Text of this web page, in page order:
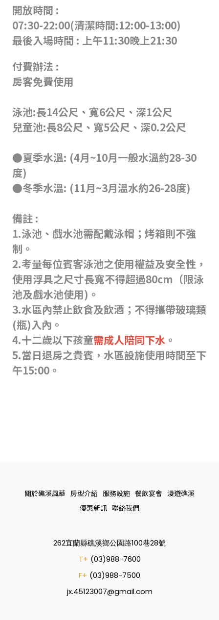
開放時間 :
07:30-22:00(清潔時間:12:00-13:00)
最後入場時間 : 上午11:30晚上21:30
付費辦法 :
房客免費使用
泳池:長14公尺、寬6公尺、深1公尺
兒童池:長8公尺、寬5公尺、深0.2公尺
●夏季水溫: (4月~10月一般水溫約28-30
度)
●冬季水溫: (11月~3月溫水約26-28度)
備註 :
1.泳池、戲水池需配戴泳帽；烤箱則不強
制。
2.考量每位賓客泳池之使用權益及安全性，
使用浮具之尺寸長寬不得超過80cm（限泳
池及戲水池使用)。
3.水區內禁止飲食及飲酒；不得攜帶玻璃類
(瓶)入內。
4.十二歲以下孩童需成人陪同下水 。
5.當日退房之貴賓，水區設施使用時間至下
午15:00。
關於礁溪風華 房型介紹 服務設施 餐飲宴會 漫遊礁溪
優惠新訊 聯絡我們
262宜蘭縣礁溪鄉公園路100巷28號
T+ (03)988-7600
F+ (03)988-7500
jx.45123007@gmail.com